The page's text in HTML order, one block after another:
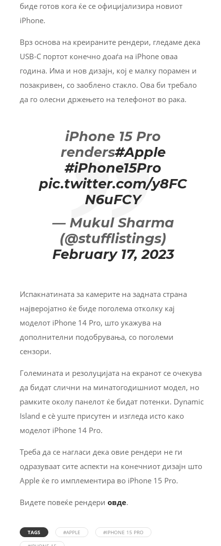
биде готов кога ќе се официјализира новиот
iPhone.
Врз основа на креираните рендери, гледаме дека
USB-C портот конечно доаѓа на iPhone оваа
година. Има и нов дизајн, кој е малку порамен и
позакривен, со заоблено стакло. Ова би требало
да го олесни држењето на телефонот во рака.
iPhone 15 Pro
renders#Apple
#iPhone15Pro
pic.twitter.com/y8FC
N6uFCY
— Mukul Sharma
(@stufflistings)
February 17, 2023
Испакнатината за камерите на задната страна
најверојатно ќе биде поголема отколку кај
моделот iPhone 14 Pro, што укажува на
дополнителни подобрувања, со поголеми
сензори.
Големината и резолуцијата на екранот се очекува
да бидат слични на минатогодишниот модел, но
рамките околу панелот ќе бидат потенки. Dynamic
Island е сè уште присутен и изгледа исто како
моделот iPhone 14 Pro.
Треба да се нагласи дека овие рендери не ги
одразуваат сите аспекти на конечниот дизајн што
Apple ќе го имплементира во iPhone 15 Pro.
Видете повеќе рендери овде.
TAGS #APPLE
#IPHONE 15 PRO